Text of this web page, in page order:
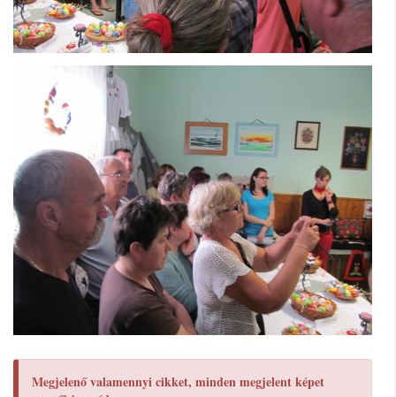
Megjelenő valamennyi cikket, minden megjelent képet